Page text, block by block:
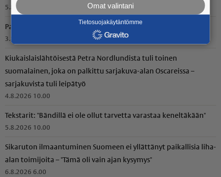
5.8.2026 15.50
Paneliapäivä tuo yhteen nykyiset ja entiset kyläläiset
3.8.2026 10.15
Kiukais­lais­läh­töi­sestä Petra Nordlundista tuli toinen
suomalainen, joka on palkittu sarjakuva-alan Oscareissa –
sarjakuvista tuli leipätyö
4.8.2026 10.00
Tekstarit: "Bändillä ei ole ollut tarvetta varastaa keneltäkään"
5.8.2026 10.00
Sikaruton ilmaantuminen Suomeen ei yllättänyt paikallisia liha-
alan toimijoita – "Tämä oli vain ajan kysymys"
6.8.2026 6.00
Omat valintani
Tietosuojakäytäntömme